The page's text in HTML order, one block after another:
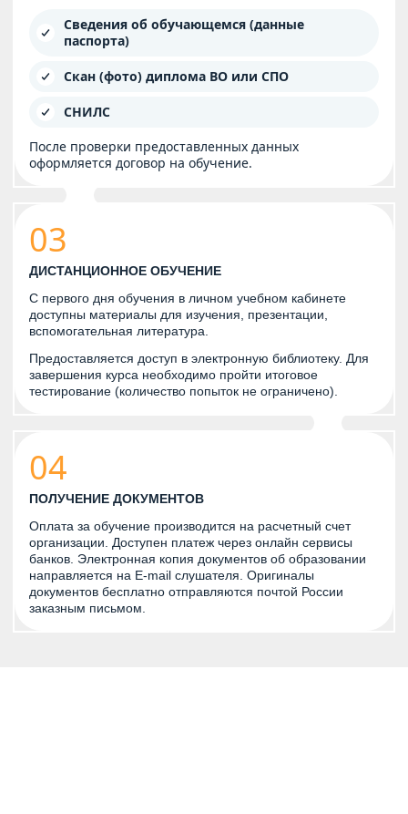
Сведения об обучающемся (данные
паспорта)
Скан (фото) диплома ВО или СПО
СНИЛС
После проверки предоставленных данных
оформляется договор на обучение.
03
ДИСТАНЦИОННОЕ ОБУЧЕНИЕ
С первого дня обучения в личном учебном кабинете
доступны материалы для изучения, презентации,
вспомогательная литература.
Предоставляется доступ в электронную библиотеку. Для
завершения курса необходимо пройти итоговое
тестирование (количество попыток не ограничено).
04
ПОЛУЧЕНИЕ ДОКУМЕНТОВ
Оплата за обучение производится на расчетный счет
организации. Доступен платеж через онлайн сервисы
банков. Электронная копия документов об образовании
направляется на E-mail слушателя. Оригиналы
документов бесплатно отправляются почтой России
заказным письмом.